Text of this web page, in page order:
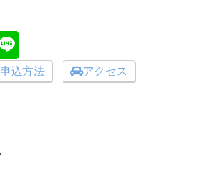
申込方法 アクセス